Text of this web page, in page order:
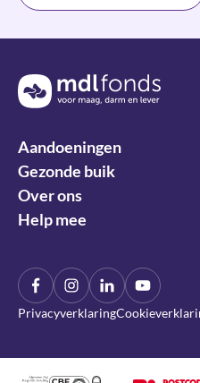
Terug naar de homepage
Aandoeningen
Gezonde buik
Over ons
Help mee
Privacyverklaring
FacebookInstagram
LinkInYouTube